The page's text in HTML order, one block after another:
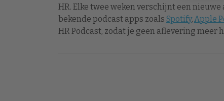
HR. Elke twee weken verschijnt een
bekende podcast apps zoals Spotify,Apple
HR Podcast, zodat je geen aflevering meer